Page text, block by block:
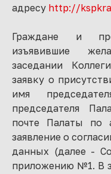
адресу http://
Граждане и
изъявившие
заседании
заявку о
имя
председателя
почте Палаты по
заявление о
данных (далее -
приложению №1. В